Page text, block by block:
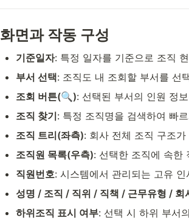
화면과 작동 구성
기준일자: 특정 일자를 기준으로 조직
부서 선택: 조직도 내 조회할 부서를 선
조회 버튼(🔍): 선택된 부서의 인원 정
조직 찾기: 특정 조직명을 검색하여 빠
조직 트리(좌측): 회사 전체 조직 구조
조직원 목록(우측): 선택한 조직에 속한
직원번호: 시스템에서 관리되는 고유
성명 / 조직 / 직위 / 직책 / 근무유형 / 회
하위조직 표시 여부: 선택 시 하위 부서